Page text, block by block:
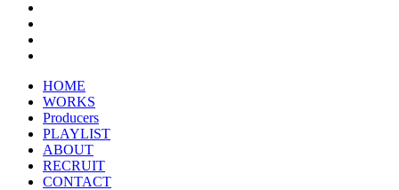
HOME
WORKS
Producers
PLAYLIST
ABOUT
RECRUIT
CONTACT